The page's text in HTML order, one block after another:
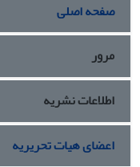
صفحه اصلی
مرور
اطلاعات نشریه
اعضای هیات تحریریه